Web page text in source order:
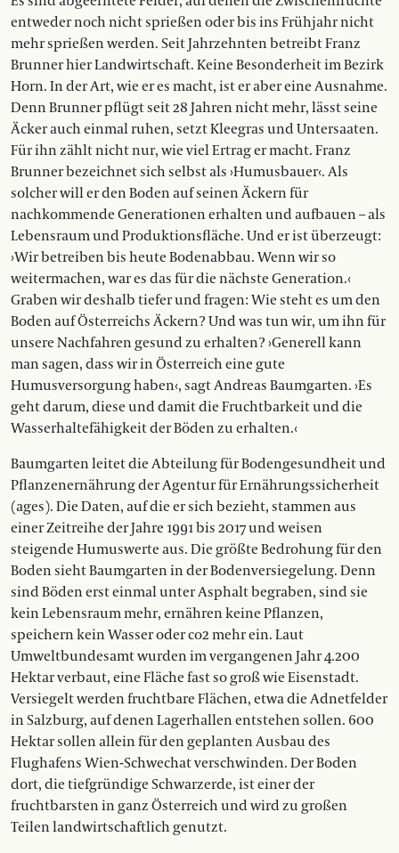
entweder noch nicht sprießen oder bis ins Frühjahr nicht
mehr sprießen werden. Seit Jahrzehnten betreibt Franz
Brunner hier Landwirtschaft. Keine Besonderheit im Bezirk
Horn. In der Art, wie er es macht, ist er aber eine Ausnahme.
Denn Brunner pflügt seit 28 Jahren nicht mehr, lässt seine
Äcker auch einmal ruhen, setzt Kleegras und Untersaaten.
Für ihn zählt nicht nur, wie viel Ertrag er macht. Franz
Brunner bezeichnet sich selbst als ›Humusbauer‹. Als
solcher will er den ­Boden auf seinen Äckern für
nachkommende Generationen erhalten und aufbauen – als
Lebensraum und Produktionsfläche. Und er ist überzeugt:
›Wir betreiben bis heute Bodenabbau. Wenn wir so
weitermachen, war es das für die nächste Generation.‹
Graben wir deshalb tiefer und fragen: Wie steht es um den
Boden auf ­Österreichs Äckern? Und was tun wir, um ihn für
unsere Nachfahren gesund zu erhalten? ›Generell kann
man sagen, dass wir in Österreich eine gute
Humusversorgung haben‹, sagt Andreas Baumgarten. ›Es
geht ­darum, diese und damit die Fruchtbarkeit und die
Wasserhaltefähigkeit der ­Böden zu erhalten.‹
Baumgarten leitet die Abteilung für Bodengesundheit und
Pflanzenernährung der Agentur für Ernährungssicherheit
(ages). Die Daten, auf die er sich bezieht, stammen aus
einer Zeitreihe der Jahre 1991 bis 2017 und weisen
steigende Humuswerte aus. Die größte Bedrohung für den
Boden sieht Baumgarten in der Bodenversiegelung. Denn
sind Böden erst einmal unter Asphalt begraben, sind sie
kein Lebensraum mehr, ernähren keine Pflanzen,
speichern kein Wasser oder co2 mehr ein. Laut
Umweltbundesamt wurden im vergangenen Jahr 4.200
Hektar verbaut, eine Fläche fast so groß wie Eisenstadt.
Versiegelt werden fruchtbare Flächen, etwa die Adnetfelder
in Salzburg, auf denen Lagerhallen entstehen sollen. 600
Hektar sollen allein für den geplanten Ausbau des
Flughafens Wien-Schwechat verschwinden. Der Boden
dort, die tiefgründige Schwarzerde, ist einer der
fruchtbarsten in ganz Österreich und wird zu großen
Teilen landwirtschaftlich genutzt.